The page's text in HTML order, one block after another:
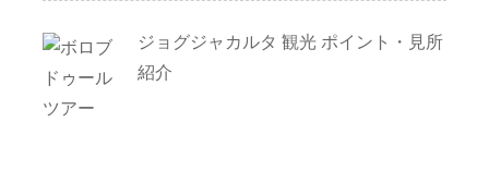
ジョグジャカルタ 観光 ポイント・見所
紹介